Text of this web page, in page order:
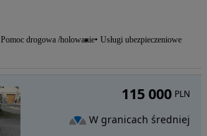
Pomoc drogowa /holowanie Usługi ubezpieczeniowe
115 000 PLN
W granicach średniej